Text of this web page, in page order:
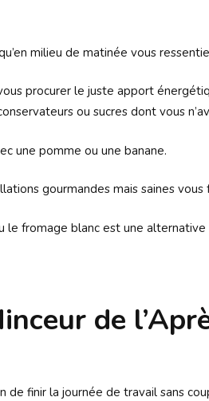
milieu de matinée vous
procurer le juste apport
ou sucres dont vous
une pomme ou une banane.
gourmandes mais saines
fromage blanc est une
de
finir la journée de travail sans